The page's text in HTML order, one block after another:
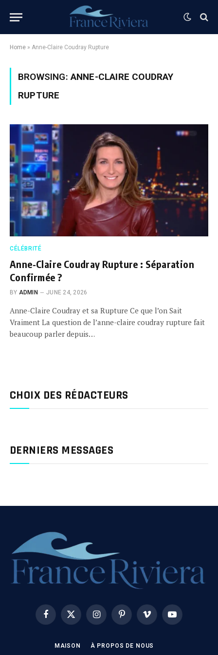
Home » Anne-Claire Coudray Rupture
BROWSING:ANNE-CLAIRE COUDRAY
RUPTURE
CÉLÉBRITÉ
Anne-Claire Coudray Rupture : Séparation
Confirmée ?
BY ADMIN JUNE 24, 2026
Anne-Claire Coudray et sa Rupture Ce que l’on Sait
Vraiment La question de l’anne-claire coudray rupture fait
beaucoup parler depuis…
CHOIX DES RÉDACTEURS
DERNIERS MESSAGES
FacebookX
(Twitter)
InstagramPinterestVimeo YouTube
MAISON À PROPOS DE NOUS